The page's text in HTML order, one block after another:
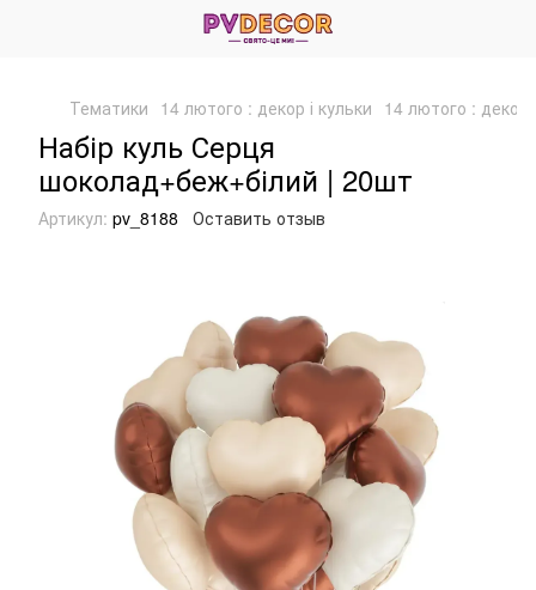
Тематики 14 лютого : декор і кульки 14 лютого : декор
Набір куль Серця
шоколад+беж+білий | 20шт
Артикул: pv_8188 Оставить отзыв